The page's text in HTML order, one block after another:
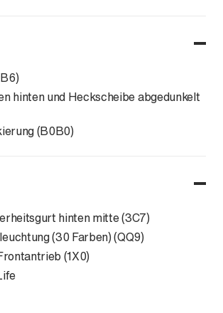
hinten und Heckscheibe abgedunkelt
(B0B0)
hinten mitte (3C7)
(30 Farben) (QQ9)
(1X0)